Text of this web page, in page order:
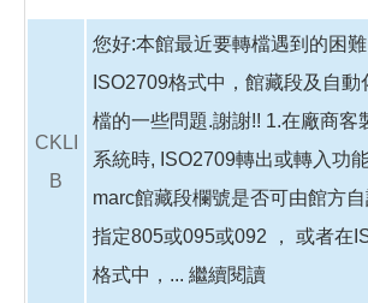
CKLI
B
您好:本館最近要轉檔遇到的困
ISO2709格式中，館藏段及自動
檔的一些問題.謝謝!! 1.在廠商客
系統時, ISO2709轉出或轉入功
marc館藏段欄號是否可由館方
指定805或095或092 ， 或者在
格式中，... 繼續閱讀